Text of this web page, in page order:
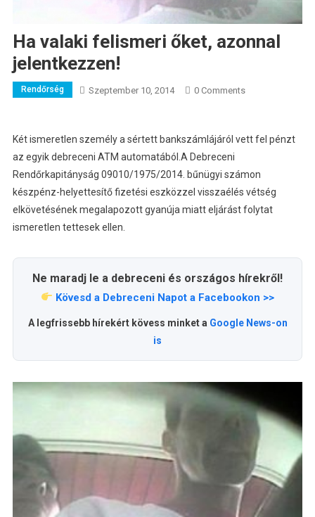
Ha valaki felismeri őket, azonnal
jelentkezzen!
Rendőrség Szeptember 10, 2014 0 Comments
Két ismeretlen személy a sértett bankszámlájáról vett fel pénzt
az egyik debreceni ATM automatából. A Debreceni
Rendőrkapitányság 09010/1975/2014. bűnügyi számon
készpénz-helyettesítő fizetési eszközzel visszaélés vétség
elkövetésének megalapozott gyanúja miatt eljárást folytat
ismeretlen tettesek ellen.
Ne maradj le a debreceni és országos hírekről!
Kövesd a Debreceni Napot a Facebookon >>
A legfrissebb hírekért kövess minket a Google News-on
is